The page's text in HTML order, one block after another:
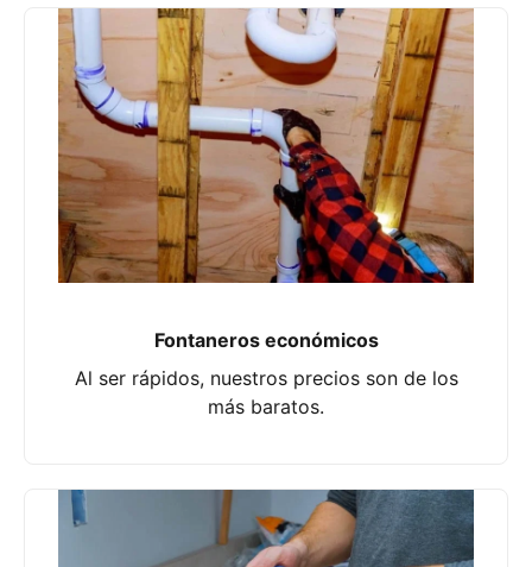
Fontaneros económicos
Al ser rápidos, nuestros precios son de los
más baratos.